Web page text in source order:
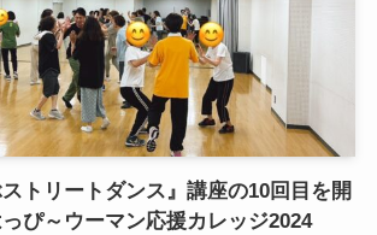
ストリートダンス』講座の10回目を開
ぴ～ウーマン応援カレッジ2024